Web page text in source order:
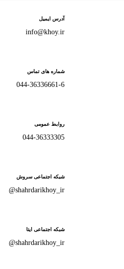
آدرس ایمیل
info@khoy.ir
شماره های تماس
044-36336661-6
روابط عمومی
044-36333305
شبکه اجتماعی سروش
shahrdarikhoy_ir@
شبکه اجتماعی ایتا
shahrdarikhoy_ir@